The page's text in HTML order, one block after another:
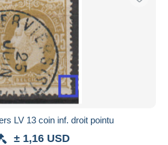
LV 13 coin inf. droit pointu
± 1,16 USD